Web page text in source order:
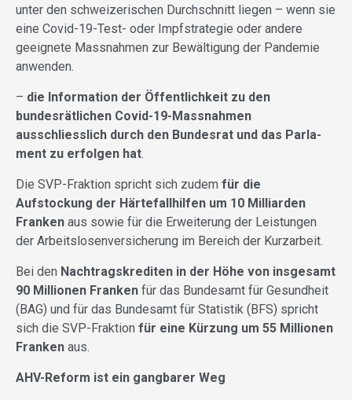
unter den schweizerischen Durchschnitt liegen – wenn sie
eine Covid-19-Test- oder Impfstrate­gie oder andere
geeignete Massnah­men zur Bewältigung der Pandemie
anwenden.
– die Information der Öffentlichkeit zu den
bundesrätlichen Covid-19-Mass­nahmen
ausschliesslich durch den Bundesrat und das Parla­
ment zu erfolgen hat.
Die SVP-Fraktion spricht sich zudem für die
Aufstockung der Härtefallhilfen um 1 0 Milliarden
Franken aus sowie für die Erweiterung der Leistungen
der Arbeitslosenversicherung im Bereich der Kurzarbeit.
Bei den Nachtragskrediten in der Höhe von insgesamt
90 Millionen Franken für das Bundesamt für Gesundheit
(BAG) und für das Bundesamt für Statistik (BFS) spricht
sich die SVP-Fraktion für eine Kürzung um 55 Millionen
Franken aus.
AHV-Reform ist ein gangbarer Weg